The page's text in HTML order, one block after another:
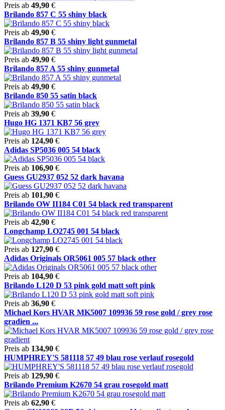
Preis ab 49,90 €
Brilando 857 C 55 shiny black
Preis ab 49,90 €
Brilando 857 B 55 shiny light gunmetal
Preis ab 49,90 €
Brilando 857 A 55 shiny gunmetal
Preis ab 49,90 €
Brilando 850 55 satin black
Preis ab 39,90 €
Hugo HG 1371 KB7 56 grey
Preis ab 124,90 €
Adidas SP5036 005 54 black
Preis ab 106,90 €
Guess GU2937 052 52 dark havana
Preis ab 101,90 €
Brilando OW II184 C01 54 black red transparent
Preis ab 42,90 €
Longchamp LO2745 001 54 black
Preis ab 127,90 €
Adidas Originals OR5061 005 57 black other
Preis ab 104,90 €
Brilando L120 D 53 pink gold matt soft pink
Preis ab 36,90 €
Michael Kors HVAR MK5007 109936 59 rose gold / grey rose
gradien ...
Preis ab 134,90 €
HUMPHREY'S 581118 57 49 blau rose verlauf rosegold
Preis ab 129,90 €
Brilando Premium K2670 54 grau rosegold matt
Preis ab 62,90 €